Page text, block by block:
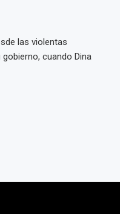
las violentas
cuando Dina